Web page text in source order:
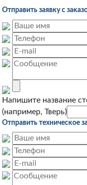
Отправить заявку с
Напишите название
(например, Тверь)
Отправить техническое